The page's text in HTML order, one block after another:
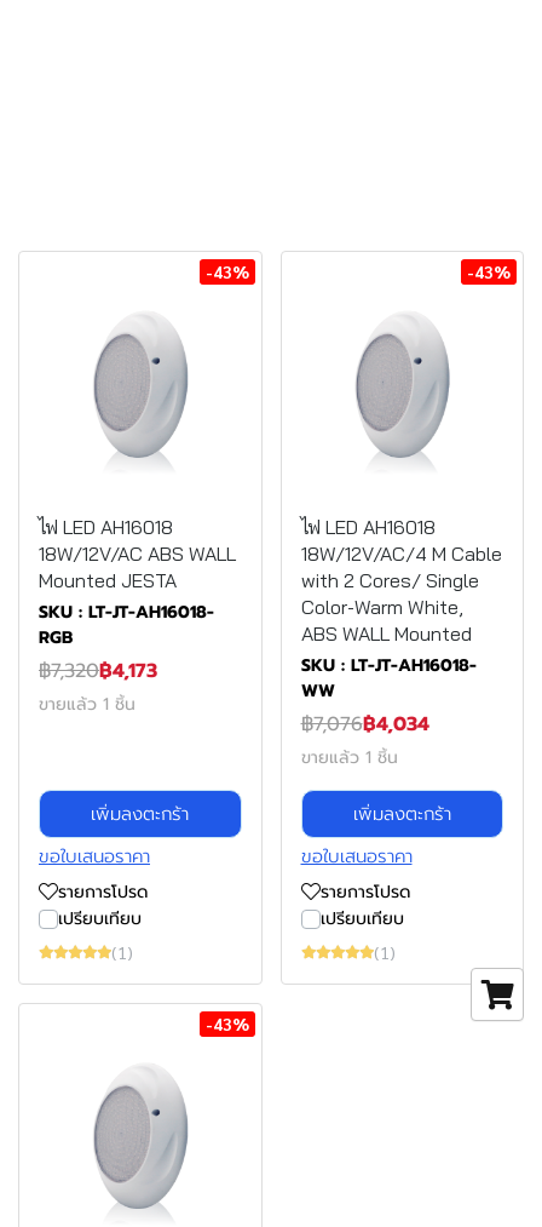
-43%
ไฟ LED AH16018
18W/12V/AC ABS WALL
Mounted JESTA
SKU : LT-JT-AH16018-
RGB
฿7,320฿4,173
ขายแล้ว 1 ชิ้น
เพิ่มลงตะกร้า
ขอใบเสนอราคา
รายการโปรด
เปรียบเทียบ
(1)
-43%
ไฟ LED AH16018
18W/12V/AC/4 M Cable
with 2 Cores/ Single
Color-Warm White,
ABS WALL Mounted
SKU : LT-JT-AH16018-
WW
฿7,076฿4,034
ขายแล้ว 1 ชิ้น
เพิ่มลงตะกร้า
ขอใบเสนอราคา
รายการโปรด
เปรียบเทียบ
(1)
-43%